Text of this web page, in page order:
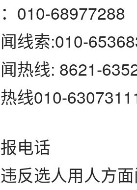
010-68977288
线索:010-
热线: 8621-
线010-
电话
反选人用人方